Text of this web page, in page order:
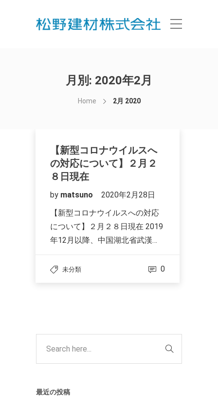
月別: 2020年2月
Home 2月 2020
【新型コロナウイルスへ
の対応について】２月２
８日現在
by matsuno
2020年2月28日
【新型コロナウイルスへの対応
について】２月２８日現在 2019
年12月以降、中国湖北省武漢…
未分類 0
最近の投稿